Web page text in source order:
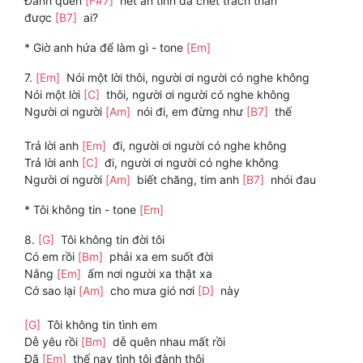
được [B7] ai?
* Giờ anh hứa để làm gì - tone [Em]
7. [Em] Nói một lời thôi, người ơi người có nghe không
Nói một lời [C] thôi, người ơi người có nghe không
Người ơi người [Am] nói đi, em đừng như [B7] thế
Trả lời anh [Em] đi, người ơi người có nghe không
Trả lời anh [C] đi, người ơi người có nghe không
Người ơi người [Am] biết chăng, tim anh [B7] nhói đau
* Tôi không tin - tone [Em]
8. [G] Tôi không tin đời tôi
Có em rồi [Bm] phải xa em suốt đời
Nắng [Em] ấm nơi người xa thật xa
Cớ sao lại [Am] cho mưa gió nơi [D] này
[G] Tôi không tin tình em
Dễ yêu rồi [Bm] dễ quên nhau mất rồi
Đã [Em] thế nay tình tôi đành thôi